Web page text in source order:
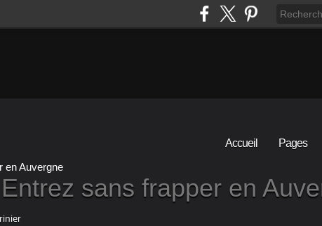
Accueil Pages
sans frapper en